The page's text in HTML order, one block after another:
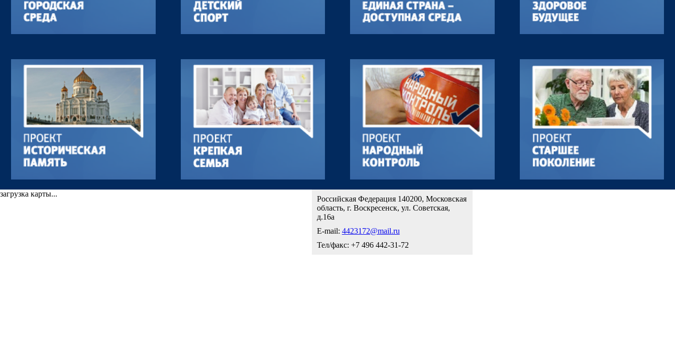
Российская Федерация 140200, Московская
область, г. Воскресенск, ул. Советская,
д.16а
E-mail: 4423172@mail.ru
Тел/факс: +7 496 442-31-72
загрузка карты...